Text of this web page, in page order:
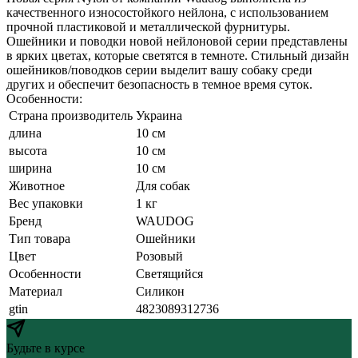
качественного износостойкого нейлона, с использованием
прочной пластиковой и металлической фурнитуры.
Ошейники и поводки новой нейлоновой серии представлены
в ярких цветах, которые светятся в темноте. Стильный дизайн
ошейников/поводков серии выделит вашу собаку среди
других и обеспечит безопасность в темное время суток.
Особенности:
Страна производитель Украина
длина
10 см
высота
10 см
ширина
10 см
Животное
Для собак
Вес упаковки
1 кг
Бренд
WAUDOG
Тип товара
Ошейники
Цвет
Розовый
Особенности
Светящийся
Материал
Силикон
gtin
4823089312736
Будьте в курсе